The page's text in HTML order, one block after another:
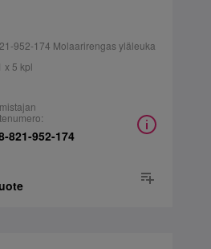
952-174 Molaarirengas yläleuka
x 5 kpl
821-952-174